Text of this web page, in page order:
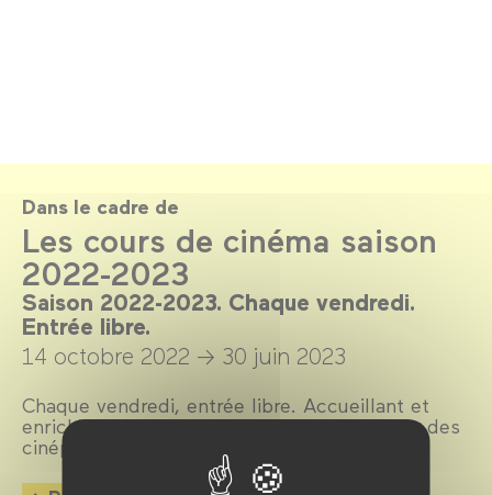
Dans le cadre de
Les cours de cinéma saison
2022-2023
Saison 2022-2023. Chaque vendredi.
Entrée libre.
14 octobre 2022 → 30 juin 2023
Chaque vendredi, entrée libre. Accueillant et
enrichissant. Le bon plan de fin de semaine des
cinéphiles !